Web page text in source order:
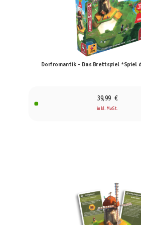
Dorfromantik - Das Brettspiel *Spiel
39,99 €
inkl. MwSt.